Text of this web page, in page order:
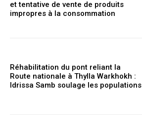
et tentative de vente de produits
impropres à la consommation
Réhabilitation du pont reliant la
Route nationale à Thylla Warkhokh :
Idrissa Samb soulage les populations